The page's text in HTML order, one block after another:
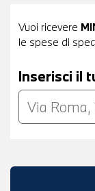
Vuoi ricevere
le spese di
Inserisci il